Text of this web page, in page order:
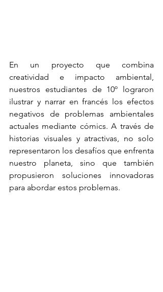
En un proyecto que combina
creatividad e impacto ambiental,
nuestros estudiantes de 10º lograron
ilustrar y narrar en francés los efectos
negativos de problemas ambientales
actuales mediante cómics. A través de
historias visuales y atractivas, no solo
representaron los desafíos que enfrenta
nuestro planeta, sino que también
propusieron soluciones innovadoras
para abordar estos problemas.